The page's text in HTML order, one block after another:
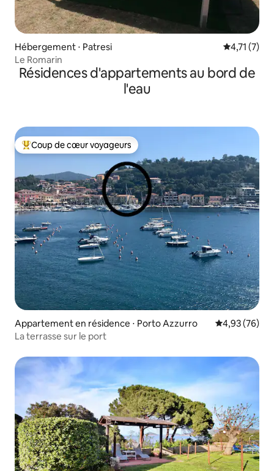
Hébergement ⋅ Patresi Évaluation
4,71 (7)
Le Romarin
Résidences d'appartements au bord de
l'eau
Coups de cœur voyageurs les plus appréciés
Coup de cœur voyageurs
Appartement en résidence ⋅ Porto Azzurro Évaluation
4,93 (76)
La terrasse sur le port